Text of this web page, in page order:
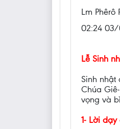
Lm Phêrô
02:24
Lễ Sinh
Sinh
Chúa
vọng và
1- Lời dạy